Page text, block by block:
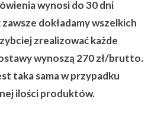
wynosi do 30 dni
dokładamy wszelkich
zrealizować każde
wynoszą 270 zł/brutto.
taka sama w przypadku
ilości produktów.